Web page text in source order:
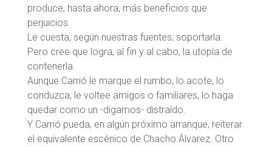
produce, hasta ahora, más beneficios que
perjuicios.
Le cuesta, según nuestras fuentes, soportarla.
Pero cree que logra, al fin y al cabo, la utopía de
contenerla.
Aunque Carrió le marque el rumbo, lo acote, lo
conduzca, le voltee amigos o familiares, lo haga
quedar como un -digamos- distraído.
Y Carrió pueda, en algún próximo arranque, reiterar
el equivalente escénico de Chacho Álvarez. Otro